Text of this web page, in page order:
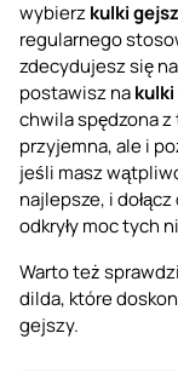
wybierzkulki
regularnego
zdecydujesz się
postawisz na
chwila spędzona
przyjemna, ale i
jeśli masz
najlepsze, i
odkryły moc tych
Warto też
dilda, które
gejszy.